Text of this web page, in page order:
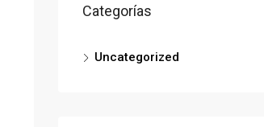
Categorías
Uncategorized